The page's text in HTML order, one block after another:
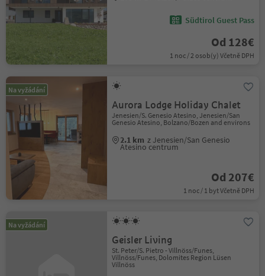
Südtirol Guest Pass
Od 128€
1 noc / 2 osob(y) Včetně DPH
Na vyžádání
Aurora Lodge Holiday Chalet
Jenesien/S. Genesio Atesino, Jenesien/San
Genesio Atesino, Bolzano/Bozen and environs
2.1 km z Jenesien/San Genesio
Atesino centrum
Od 207€
1 noc / 1 byt Včetně DPH
Na vyžádání
Geisler Living
St. Peter/S. Pietro - Villnöss/Funes,
Villnöss/Funes, Dolomites Region Lüsen
Villnöss